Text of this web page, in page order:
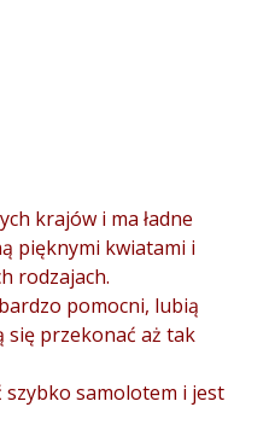
krajów i ma ładne
pięknymi kwiatami i
rodzajach.
pomocni, lubią
się przekonać aż tak
szybko samolotem i jest